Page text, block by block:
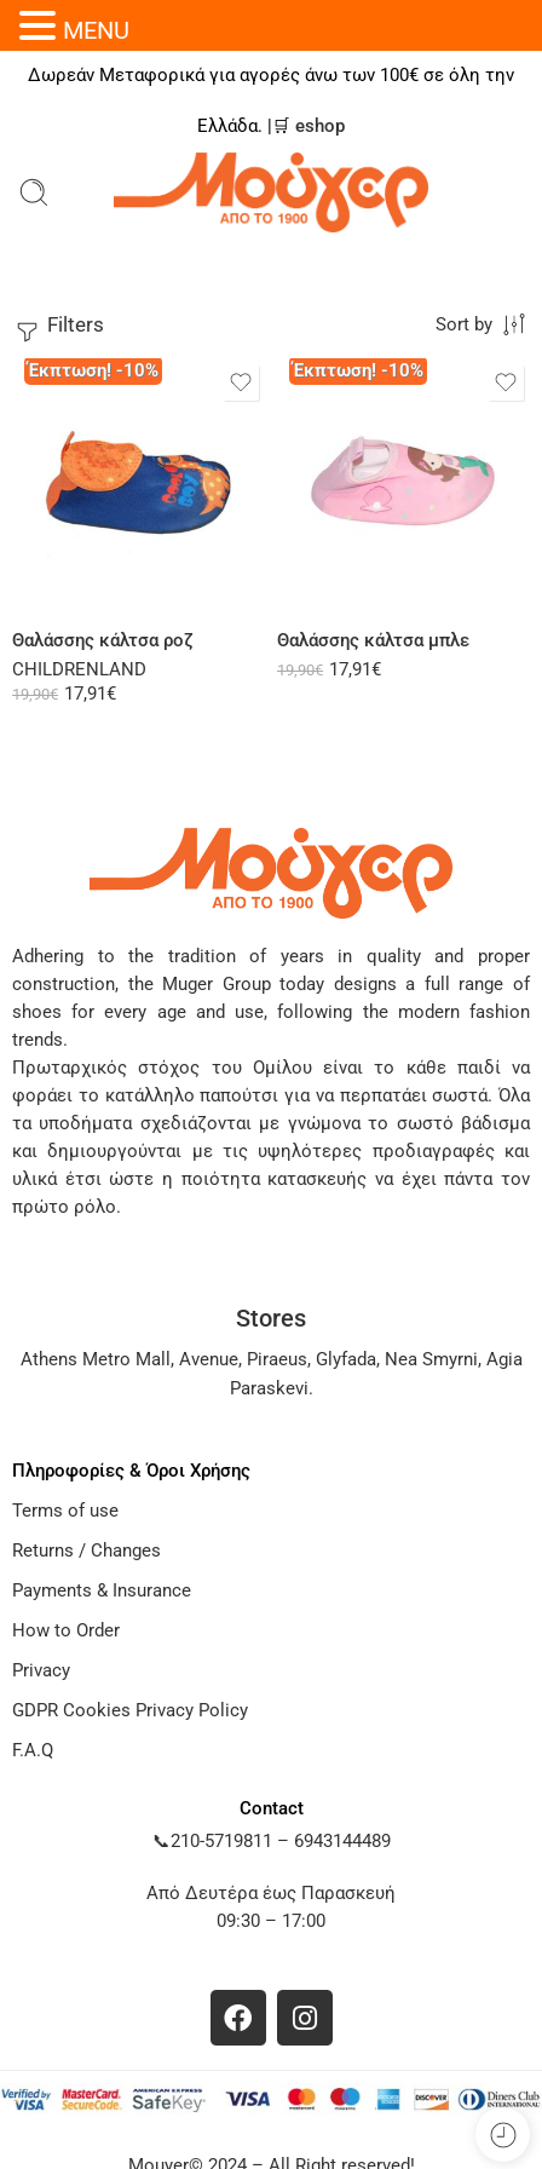
Δωρεάν Μεταφορικά για αγορές άνω των 100€ σε όλη την
Ελλάδα. |🛒 eshop
Filters Sort by
Έκπτωση! -10%
Θαλάσσης κάλτσα ροζ
CHILDRENLAND
19,90€ 17,91€
Έκπτωση! -10%
Θαλάσσης κάλτσα μπλε
19,90€ 17,91€
Adhering to the tradition of years in quality and proper
construction, the Muger Group today designs a full range of
shoes for every age and use, following the modern fashion
trends.
Πρωταρχικός στόχος του Ομίλου είναι το κάθε παιδί να
φοράει το κατάλληλο παπούτσι για να περπατάει σωστά. Όλα
τα υποδήματα σχεδιάζονται με γνώμονα το σωστό βάδισμα
και δημιουργούνται με τις υψηλότερες προδιαγραφές και
υλικά έτσι ώστε η ποιότητα κατασκευής να έχει πάντα τον
πρώτο ρόλο.
Stores
Athens Metro Mall , Avenue, Piraeus, Glyfada, Nea Smyrni, Agia
Paraskevi.
Πληροφορίες & Όροι Χρήσης
Terms of use
Returns / Changes
Payments & Insurance
How to Order
Privacy
GDPR Cookies Privacy Policy
F.A.Q
Contact
📞210-5719811 – 6943144489
Από Δευτέρα έως Παρασκευή
09:30 – 17:00
MENU